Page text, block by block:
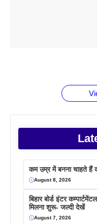
कम उम्र में बनना चाहते
August 8, 2026
बिहार बोर्ड इंटर
मिलना शुरू- जल्दी देखें
August 7, 2026